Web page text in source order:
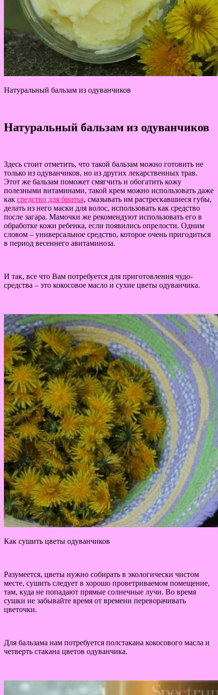
Натуральный бальзам из одуванчиков
Натуральный бальзам из одуванчиков
Здесь стоит отметить, что такой бальзам можно готовить не
только из одуванчиков, но из других лекарственных трав.
Этот же бальзам поможет смягчить и обогатить кожу
полезными витаминами, такой крем можно использовать даже
как средство для бритья, смазывать им растрескавшиеся губы,
делать из него маски для волос, использовать как средство
после загара. Мамочки же рекомендуют использовать его в
обработке кожи ребенка, если появились опрелости. Одним
словом – универсальное средство, которое очень пригодиться
в период весеннего авитаминоза.
И так, все что Вам потребуется для приготовления чудо-
средства – это кокосовое масло и сухие цветы одуванчика.
Как сушить цветы одуванчиков
Разумеется, цветы нужно собирать в экологически чистом
месте, сушить следует в хорошо проветриваемом помещение,
там, куда не попадают прямые солнечные лучи. Во время
сушки не забывайте время от времени переворачивать
цветочки.
Для бальзама нам потребуется полстакана кокосового масла и
четверть стакана цветов одуванчика.